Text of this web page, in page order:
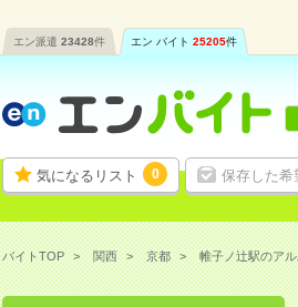
エン派遣 23428件 エン バイト 25205件
気になるリスト 0 保存した希
バイトTOP 関西 京都 帷子ノ辻駅のア